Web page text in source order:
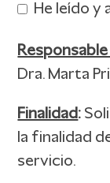
He leído y
Dra. Marta
Finalidad :
la finalidad
servicio.